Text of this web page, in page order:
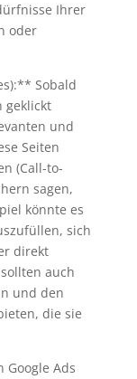
Ihrer
oder
Sobald
geklickt
und
Seiten
(Call-to-
sagen,
könnte es
sich
direkt
auch
und den
die sie
Google Ads